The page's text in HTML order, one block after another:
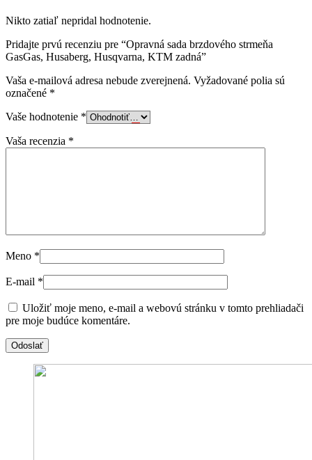
Nikto zatiaľ nepridal hodnotenie.
Pridajte prvú recenziu pre “Opravná sada brzdového strmeňa
GasGas, Husaberg, Husqvarna, KTM zadná”
Vaša e-mailová adresa nebude zverejnená. Vyžadované polia sú
označené *
Vaše hodnotenie *
Vaša recenzia *
Meno *
E-mail *
Uložiť moje meno, e-mail a webovú stránku v tomto prehliadači
pre moje budúce komentáre.